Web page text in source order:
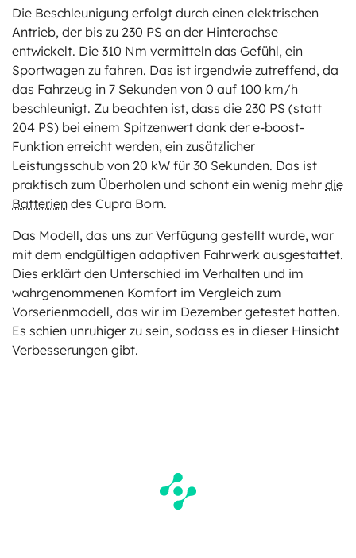
Die Beschleunigung erfolgt durch einen elektrischen
Antrieb, der bis zu 230 PS an der Hinterachse
entwickelt. Die 310 Nm vermitteln das Gefühl, ein
Sportwagen zu fahren. Das ist irgendwie zutreffend, da
das Fahrzeug in 7 Sekunden von 0 auf 100 km/h
beschleunigt. Zu beachten ist, dass die 230 PS (statt
204 PS) bei einem Spitzenwert dank der e-boost-
Funktion erreicht werden, ein zusätzlicher
Leistungsschub von 20 kW für 30 Sekunden. Das ist
praktisch zum Überholen und schont ein wenig mehr die
Batterien des Cupra Born.
Das Modell, das uns zur Verfügung gestellt wurde, war
mit dem endgültigen adaptiven Fahrwerk ausgestattet.
Dies erklärt den Unterschied im Verhalten und im
wahrgenommenen Komfort im Vergleich zum
Vorserienmodell, das wir im Dezember getestet hatten.
Es schien unruhiger zu sein, sodass es in dieser Hinsicht
Verbesserungen gibt.